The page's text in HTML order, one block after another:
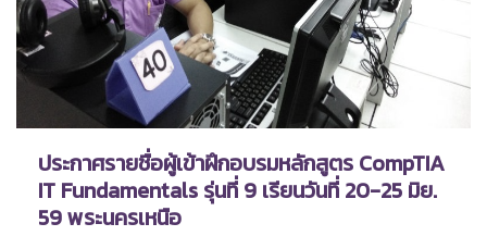
ประกาศรายชื่อผู้เข้าฝึกอบรมหลักสูตร CompTIA
IT Fundamentals รุ่นที่ 9 เรียนวันที่ 20-25 มิย.
59 พระนครเหนือ